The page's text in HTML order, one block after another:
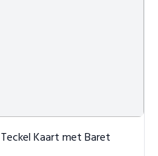
Teckel Kaart met Baret